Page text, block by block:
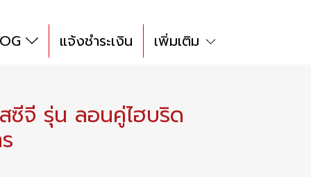
แจ้งชำระเงิน เพิ่มเติม
ซีจี รุ่น ลอนคู่ไฮบริด